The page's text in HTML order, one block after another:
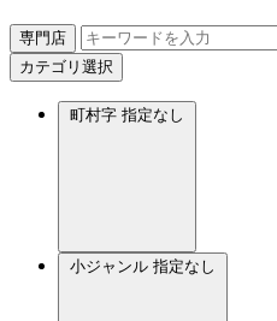
専門店
カテゴリ選択
町村字 指定なし
小ジャンル 指定なし